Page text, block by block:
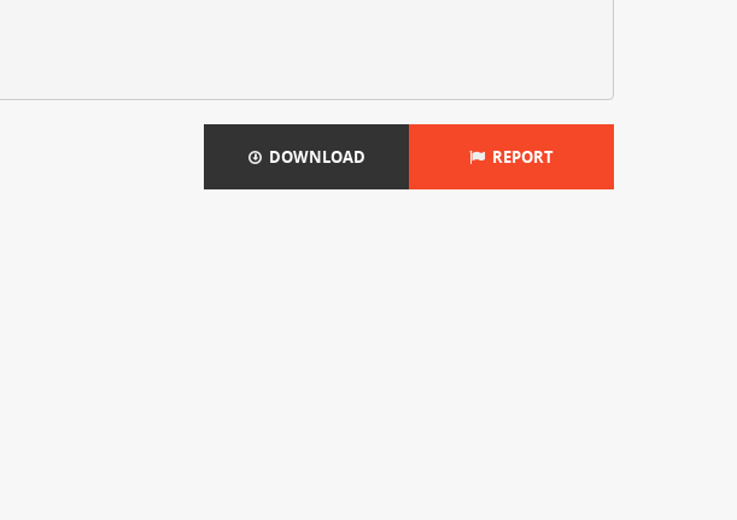
DOWNLOAD REPORT